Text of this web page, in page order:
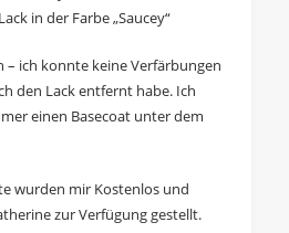
in der Farbe „Saucey“
– ich konnte keine Verfärbungen
den Lack entfernt habe. Ich
einen Basecoat unter dem
wurden mir Kostenlos und
zur Verfügung gestellt.